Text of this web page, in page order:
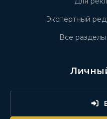
Экспертный
Все